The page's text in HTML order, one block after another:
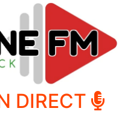
DIRECT